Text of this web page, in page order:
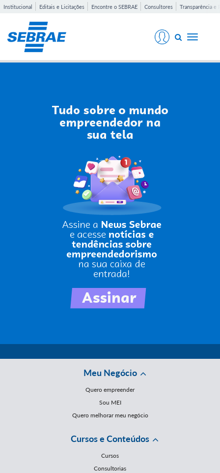
Institucional Editais e Licitações Encontre o SEBRAE Consultores Transparência e
Toggle
Meu Negócio
Quero empreender
Sou MEI
Quero melhorar meu negócio
Cursos e Conteúdos
Cursos
Consultorias